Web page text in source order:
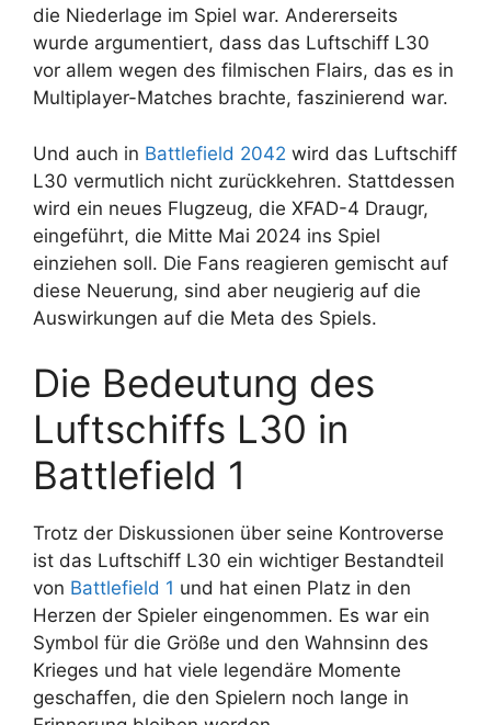
die Niederlage im Spiel war. Andererseits
wurde argumentiert, dass das Luftschiff L30
vor allem wegen des filmischen Flairs, das es in
Multiplayer-Matches brachte, faszinierend war.
Und auch in Battlefield 2042 wird das Luftschiff
L30 vermutlich nicht zurückkehren. Stattdessen
wird ein neues Flugzeug, die XFAD-4 Draugr,
eingeführt, die Mitte Mai 2024 ins Spiel
einziehen soll. Die Fans reagieren gemischt auf
diese Neuerung, sind aber neugierig auf die
Auswirkungen auf die Meta des Spiels.
Die Bedeutung des
Luftschiffs L30 in
Battlefield 1
Trotz der Diskussionen über seine Kontroverse
ist das Luftschiff L30 ein wichtiger Bestandteil
von Battlefield 1 und hat einen Platz in den
Herzen der Spieler eingenommen. Es war ein
Symbol für die Größe und den Wahnsinn des
Krieges und hat viele legendäre Momente
geschaffen, die den Spielern noch lange in